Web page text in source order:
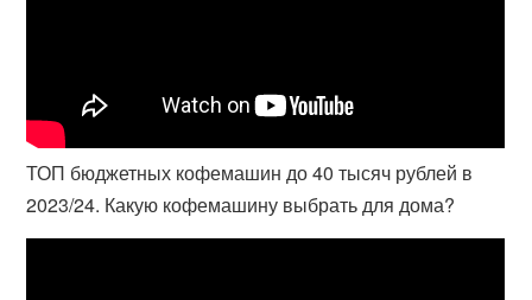
ТОП бюджетных кофемашин до 40 тысяч рублей в
2023/24. Какую кофемашину выбрать для дома?